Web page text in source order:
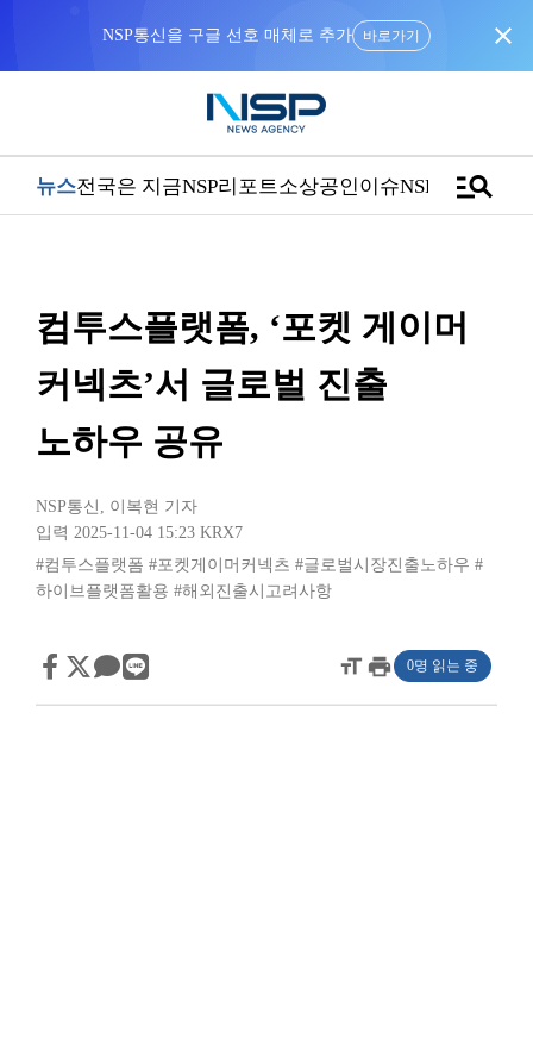
NSP통신을 구글 선호 매체로 추가 바로가기 close
뉴스전국은 지금NSP리포트소상공인이슈NSPTVmanage_search
컴투스플랫폼, ‘포켓 게이머
커넥츠’서 글로벌 진출
노하우 공유
NSP통신 , 이복현 기자
입력 2025-11-04 15:23 KRX7
#컴투스플랫폼 #포켓게이머커넥츠 #글로벌시장진출노하우 #
하이브플랫폼활용 #해외진출시고려사항
format_sizeprint 0명 읽는 중